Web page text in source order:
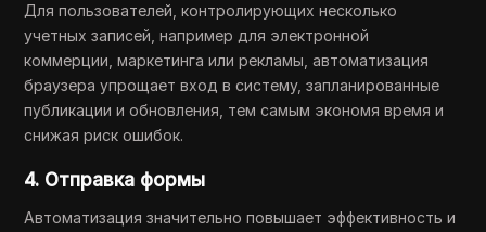
Для пользователей, контролирующих несколько
учетных записей, например для электронной
коммерции, маркетинга или рекламы, автоматизация
браузера упрощает вход в систему, запланированные
публикации и обновления, тем самым экономя время и
снижая риск ошибок.
4. Отправка формы
Автоматизация значительно повышает эффективность и